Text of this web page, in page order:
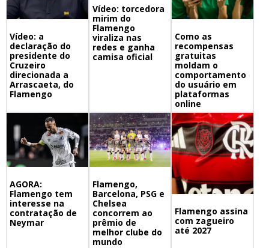
Vídeo: a
declaração do
presidente do
Cruzeiro
direcionada a
Arrascaeta, do
Flamengo
Vídeo: torcedora
mirim do
Flamengo
viraliza nas
redes e ganha
camisa oficial
Como as
recompensas
gratuitas
moldam o
comportamento
do usuário em
plataformas
online
AGORA:
Flamengo tem
interesse na
contratação de
Neymar
Flamengo,
Barcelona, PSG e
Chelsea
concorrem ao
prêmio de
melhor clube do
mundo
Flamengo assina
com zagueiro
até 2027